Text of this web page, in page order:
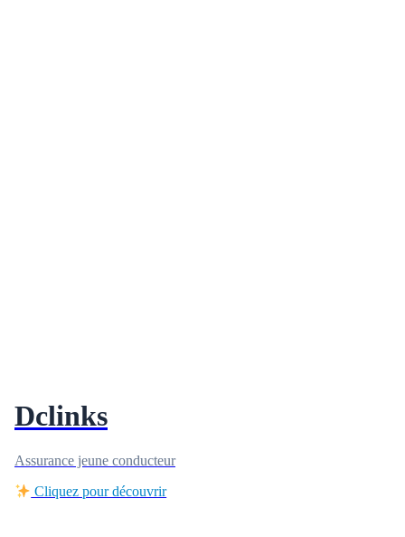
Dclinks
Assurance jeune conducteur
Cliquez pour découvrir